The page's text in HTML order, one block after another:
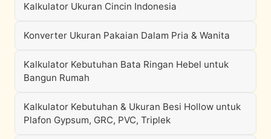
Kalkulator Ukuran Cincin Indonesia
Konverter Ukuran Pakaian Dalam Pria & Wanita
Kalkulator Kebutuhan Bata Ringan Hebel untuk
Bangun Rumah
Kalkulator Kebutuhan & Ukuran Besi Hollow untuk
Plafon Gypsum, GRC, PVC, Triplek